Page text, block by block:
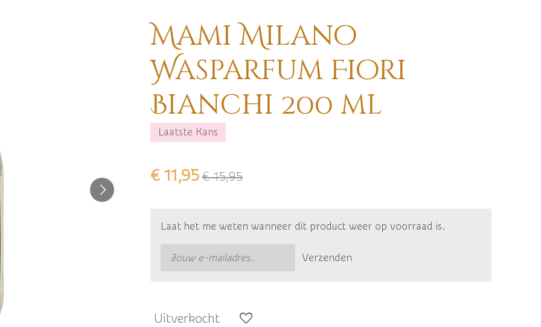
Mami Milano
Wasparfum Fiori
Bianchi 200 ml
Laatste Kans
€ 11,95 € 15,95
Laat het me weten wanneer dit product weer op voorraad is.
Verzenden
Uitverkocht